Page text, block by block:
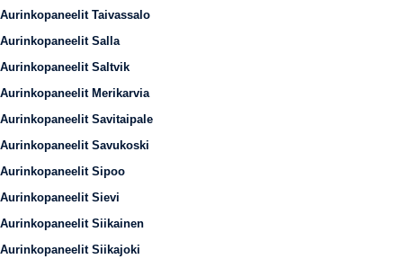
Aurinkopaneelit Taivassalo
Aurinkopaneelit Salla
Aurinkopaneelit Saltvik
Aurinkopaneelit Merikarvia
Aurinkopaneelit Savitaipale
Aurinkopaneelit Savukoski
Aurinkopaneelit Sipoo
Aurinkopaneelit Sievi
Aurinkopaneelit Siikainen
Aurinkopaneelit Siikajoki